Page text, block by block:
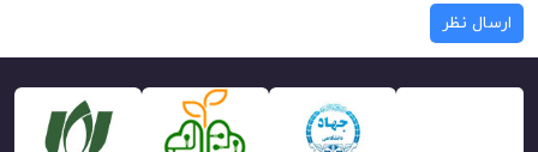
ارسال نظر